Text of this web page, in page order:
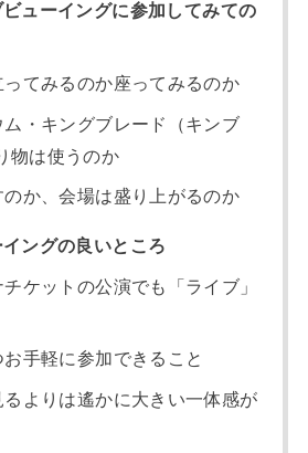
ューイングに参加してみての
ってみるのか座ってみるのか
ム・キングブレード（キンブ
物は使うのか
のか、会場は盛り上がるのか
ングの良いところ
ケットの公演でも「ライブ」
手軽に参加できること
るよりは遙かに大きい一体感が